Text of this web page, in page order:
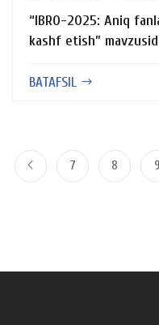
“IBRO-2025: Aniq
kashf etish”
BATAFSIL
7 8 9